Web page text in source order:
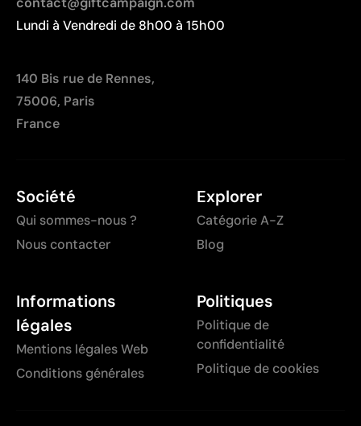
Lundi à Vendredi de 8h00 à 15h00
140 Bis rue de Rennes,
75006, Paris
France
Société
Qui sommes-nous ?
Nous contacter
Explorer
Catégorie A-Z
Blog
Informations
légales
Mentions légales Web
Conditions générales
Politiques
Politique de
confidentialité
Politique de cookies